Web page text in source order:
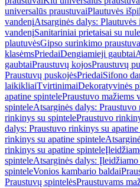
universalūs praustuvaiPlautuvės
vandenįAtsarginės dalys: Plautuvės
vandenįSanitariniai prietaisai su
plautuvėsGipso surinkimo
klasėmsPriedaiDengiamieji gaubtai
gaubtaiPraustuvų kojosPraustuvų
Praustuvų puskojėsPriedaiSifono
laikikliaiTvirtinimaiDekoratyvinės
apatine spintelePraustuvo mažiems
spinteleAtsarginės dalys:
rinkinys su spintelePraustuvo
dalys: Praustuvo rinkinys su
rinkinys su apatine spintele
rinkinys su apatine spintele
spinteleAtsarginės dalys:
spinteleVonios kambario baldai
Praustuvų spintelėsPraustuvams